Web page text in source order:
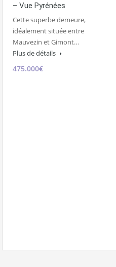
– Vue Pyrénées
Cette superbe demeure,
idéalement située entre
Mauvezin et Gimont…
Plus de détails
475.000€